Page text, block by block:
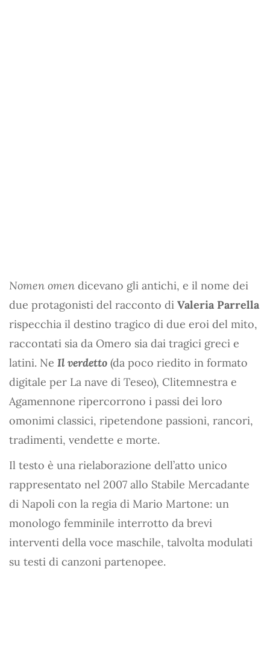
Nomen omen dicevano gli antichi, e il nome dei
due protagonisti del racconto di Valeria Parrella
rispecchia il destino tragico di due eroi del mito,
raccontati sia da Omero sia dai tragici greci e
latini. Ne Il verdetto (da poco riedito in formato
digitale per La nave di Teseo), Clitemnestra e
Agamennone ripercorrono i passi dei loro
omonimi classici, ripetendone passioni, rancori,
tradimenti, vendette e morte.
Il testo è una rielaborazione dell’atto unico
rappresentato nel 2007 allo Stabile Mercadante
di Napoli con la regia di Mario Martone: un
monologo femminile interrotto da brevi
interventi della voce maschile, talvolta modulati
su testi di canzoni partenopee.